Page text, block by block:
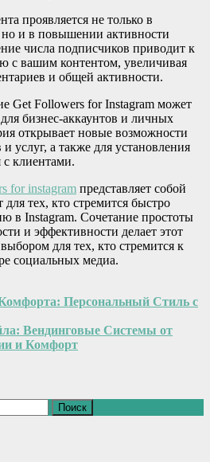
проявляется не только в
но и в повышении активности
числа подписчиков приводит к
с вашим контентом, увеличивая
и общей активности.
Get Followers for Instagram может
бизнес-аккаунтов и личных
открывает новые возможности
услуг, а также для установления
с клиентами.
for instagram представляет собой
тех, кто стремится быстро
в Instagram. Сочетание простоты
и эффективности делает этот
для тех, кто стремится к
социальных медиа.
Персональный Стиль с
Вендинговые Системы от
и Комфорт